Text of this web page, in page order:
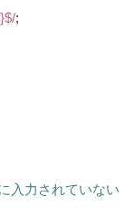
;
入力されていない